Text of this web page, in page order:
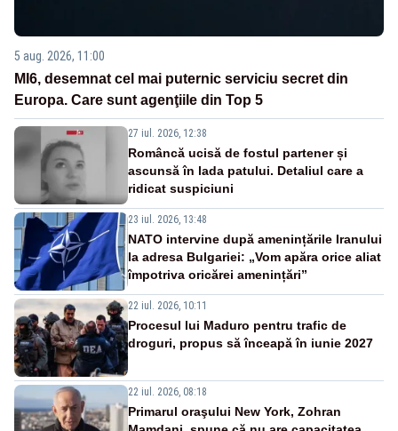
5 aug. 2026, 11:00
MI6, desemnat cel mai puternic serviciu secret din
Europa. Care sunt agenţiile din Top 5
27 iul. 2026, 12:38
Româncă ucisă de fostul partener și
ascunsă în lada patului. Detaliul care a
ridicat suspiciuni
23 iul. 2026, 13:48
NATO intervine după amenințările Iranului
la adresa Bulgariei: „Vom apăra orice aliat
împotriva oricărei amenințări”
22 iul. 2026, 10:11
Procesul lui Maduro pentru trafic de
droguri, propus să înceapă în iunie 2027
22 iul. 2026, 08:18
Primarul oraşului New York, Zohran